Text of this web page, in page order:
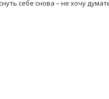
себе снова – не хочу